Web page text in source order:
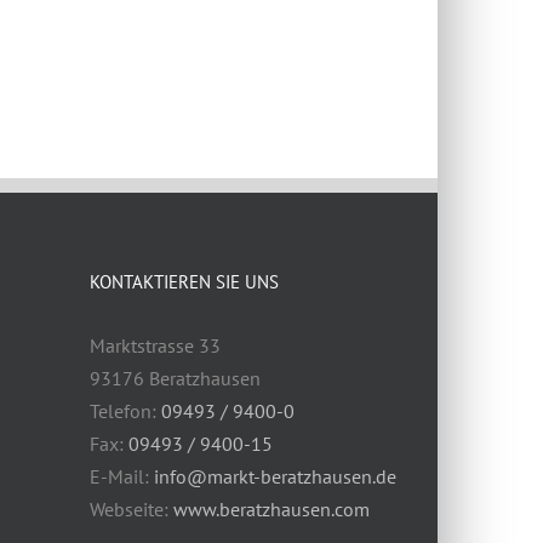
KONTAKTIEREN SIE UNS
Marktstrasse 33
93176 Beratzhausen
Telefon:09493 / 9400-0
Fax:09493 / 9400-15
E-Mail: info@markt-beratzhausen.de
Webseite:www.beratzhausen.com